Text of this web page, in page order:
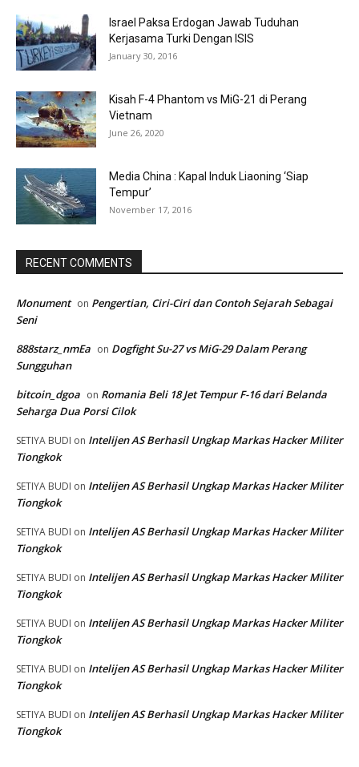
Israel Paksa Erdogan Jawab Tuduhan
Kerjasama Turki Dengan ISIS
January 30, 2016
Kisah F-4 Phantom vs MiG-21 di Perang
Vietnam
June 26, 2020
Media China : Kapal Induk Liaoning ‘Siap
Tempur’
November 17, 2016
RECENT COMMENTS
Monument on Pengertian, Ciri-Ciri dan Contoh Sejarah Sebagai
Seni
888starz_nmEa on Dogfight Su-27 vs MiG-29 Dalam Perang
Sungguhan
bitcoin_dgoa on Romania Beli 18 Jet Tempur F-16 dari Belanda
Seharga Dua Porsi Cilok
SETIYA BUDI on Intelijen AS Berhasil Ungkap Markas Hacker Militer
Tiongkok
SETIYA BUDI on Intelijen AS Berhasil Ungkap Markas Hacker Militer
Tiongkok
SETIYA BUDI on Intelijen AS Berhasil Ungkap Markas Hacker Militer
Tiongkok
SETIYA BUDI on Intelijen AS Berhasil Ungkap Markas Hacker Militer
Tiongkok
SETIYA BUDI on Intelijen AS Berhasil Ungkap Markas Hacker Militer
Tiongkok
SETIYA BUDI on Intelijen AS Berhasil Ungkap Markas Hacker Militer
Tiongkok
SETIYA BUDI on Intelijen AS Berhasil Ungkap Markas Hacker Militer
Tiongkok